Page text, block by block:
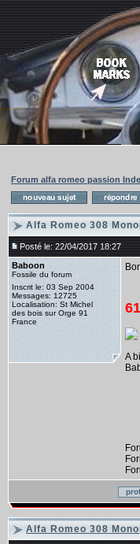
Forum alfa romeo passion
Alfa Romeo 308
Posté le: 22/04/2017 18:27
Baboon
Fossile du forum
Inscrit le: 03 Sep 2004
Messages: 12725
Localisation: St Michel
des bois sur Orge 91
France
A
Alfa Romeo 308